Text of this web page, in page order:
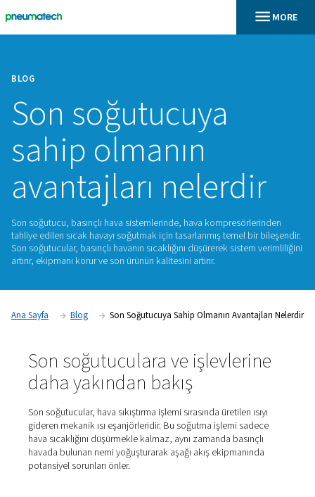
BLOG
Son soğutucuya
sahip olmanın
avantajları
tahliye edilen sıcak havayı soğutmak için tasarlanmış temel
Son soğutucular, basınçlı havanın sıcaklığını düşürerek
artırır, ekipmanı korur ve son ürünün kalitesini artırır.
Ana Sayfa Blog Son Soğutucuya Sahip Olmanın
Son soğutuculara ve
daha yakından bakış